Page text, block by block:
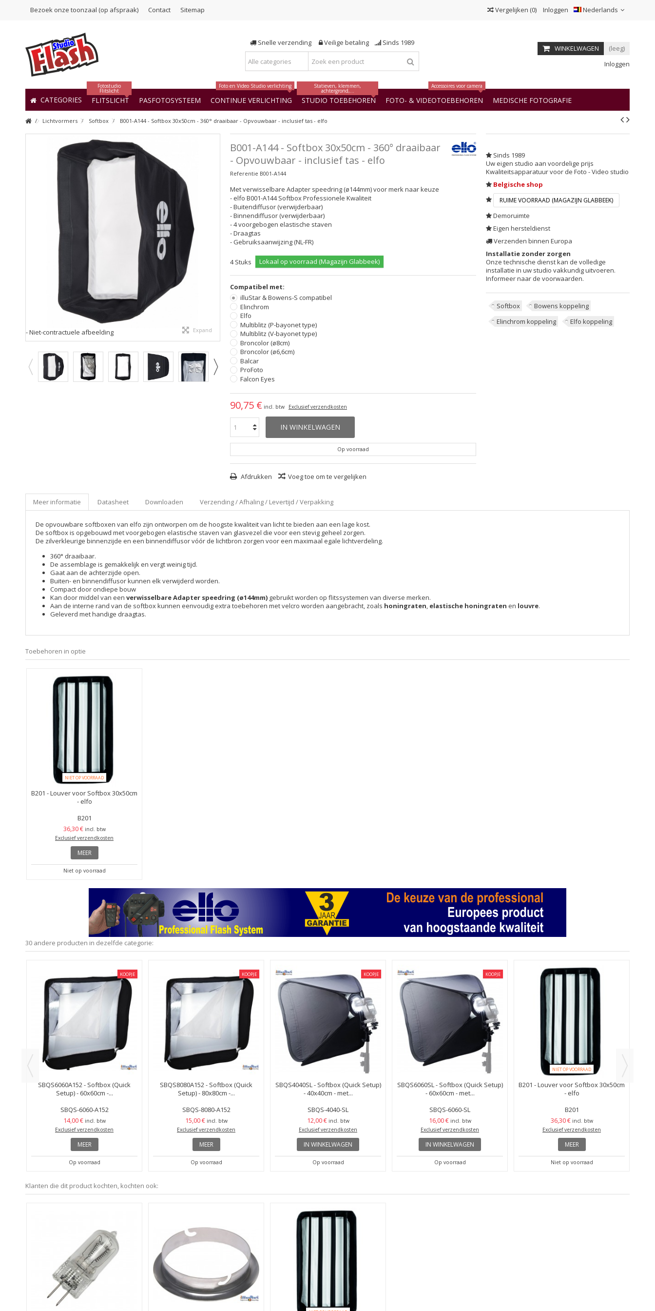
Bezoek onze toonzaal (op afspraak) Contact Sitemap Nederlands
Inloggen
Vergelijken (0)
Snelle verzending Veilige betaling Sinds 1989
WINKELWAGEN
(leeg)
Inloggen
CATEGORIES FLITSLICHT
Fotostudio
Flitslicht
PASFOTOSYSTEEM CONTINUE VERLICHTING
Foto en Video Studio verlichting
STUDIO TOEBEHOREN
Statieven, klemmen,
achtergrond,...
FOTO- & VIDEOTOEBEHOREN
Accessoires voor camera
MEDISCHE FOTOGRAFIE
Lichtvormers Softbox B001-A144 - Softbox 30x50cm - 360° draaibaar - Opvouwbaar - inclusief tas - elfo
Expand
- Niet-contractuele afbeelding
B001-A144 - Softbox 30x50cm - 360° draaibaar
- Opvouwbaar - inclusief tas - elfo
Referentie B001-A144
Met verwisselbare Adapter speedring (ø144mm) voor merk naar keuze
- elfo B001-A144 Softbox Professionele Kwaliteit
- Buitendiffusor (verwijderbaar)
- Binnendiffusor (verwijderbaar)
- 4 voorgebogen elastische staven
- Draagtas
- Gebruiksaanwijzing (NL-FR)
4 Stuks Lokaal op voorraad (Magazijn Glabbeek)
Compatibel met:
illuStar & Bowens-S compatibel
Elinchrom
Elfo
Multiblitz (P-bayonet type)
Multiblitz (V-bayonet type)
Broncolor (ø8cm)
Broncolor (ø6,6cm)
Balcar
ProFoto
Falcon Eyes
90,75 € incl. btw Exclusief verzendkosten
IN WINKELWAGEN
Op voorraad
Afdrukken Voeg toe om te vergelijken
Sinds 1989
Uw eigen studio aan voordelige prijs
Kwaliteitsapparatuur voor de Foto - Video studio
Belgische shop
RUIME VOORRAAD (MAGAZIJN GLABBEEK)
Demoruimte
Eigen hersteldienst
Verzenden binnen Europa
Installatie zonder zorgen
Onze technische dienst kan de volledige
installatie in uw studio vakkundig uitvoeren.
Informeer naar de voorwaarden.
Softbox
Bowens koppeling
Elinchrom koppeling
Elfo koppeling
Meer informatie Datasheet Downloaden Verzending / Afhaling / Levertijd / Verpakking
De opvouwbare softboxen van elfo zijn ontworpen om de hoogste kwaliteit van licht te bieden aan een lage kost.
De softbox is opgebouwd met voorgebogen elastische staven van glasvezel die voor een stevig geheel zorgen.
De zilverkleurige binnenzijde en een binnendiffusor vóór de lichtbron zorgen voor een maximaal egale lichtverdeling.
360° draaibaar.
De assemblage is gemakkelijk en vergt weinig tijd.
Gaat aan de achterzijde open.
Buiten- en binnendiffusor kunnen elk verwijderd worden.
Compact door ondiepe bouw
Kan door middel van een verwisselbare Adapter speedring (ø144mm) gebruikt worden op flitssystemen van diverse merken.
Aan de interne rand van de softbox kunnen eenvoudig extra toebehoren met velcro worden aangebracht, zoals honingraten, elastische honingraten en louvre.
Geleverd met handige draagtas.
Toebehoren in optie
NIET OP VOORRAAD
B201 - Louver voor Softbox 30x50cm
- elfo
B201
36,30 € incl. btw
Exclusief verzendkosten
MEER
Niet op voorraad
30 andere producten in dezelfde categorie:
KOOPJE
SBQS6060A152 - Softbox (Quick
Setup) - 60x60cm -...
SBQS-6060-A152
14,00 € incl. btw
Exclusief verzendkosten
MEER
Op voorraad
KOOPJE
SBQS8080A152 - Softbox (Quick
Setup) - 80x80cm -...
SBQS-8080-A152
15,00 € incl. btw
Exclusief verzendkosten
MEER
Op voorraad
KOOPJE
SBQS4040SL - Softbox (Quick Setup)
- 40x40cm - met...
SBQS-4040-SL
12,00 € incl. btw
Exclusief verzendkosten
IN WINKELWAGEN
Op voorraad
KOOPJE
SBQS6060SL - Softbox (Quick Setup)
- 60x60cm - met...
SBQS-6060-SL
16,00 € incl. btw
Exclusief verzendkosten
IN WINKELWAGEN
Op voorraad
NIET OP VOORRAAD
B201 - Louver voor Softbox 30x50cm
- elfo
B201
36,30 € incl. btw
Exclusief verzendkosten
MEER
Niet op voorraad
Klanten die dit product kochten, kochten ook: